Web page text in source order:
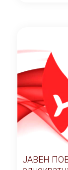
ЈАВЕН ПОВИК за